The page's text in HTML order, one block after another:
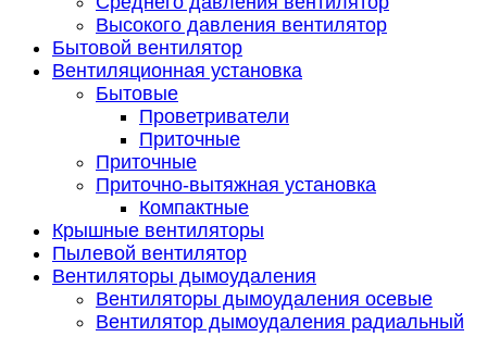
Высокого давления вентилятор
Бытовой вентилятор
Вентиляционная установка
Бытовые
Проветриватели
Приточные
Приточные
Приточно-вытяжная установка
Компактные
Крышные вентиляторы
Пылевой вентилятор
Вентиляторы дымоудаления
Вентиляторы дымоудаления осевые
Вентилятор дымоудаления радиальный